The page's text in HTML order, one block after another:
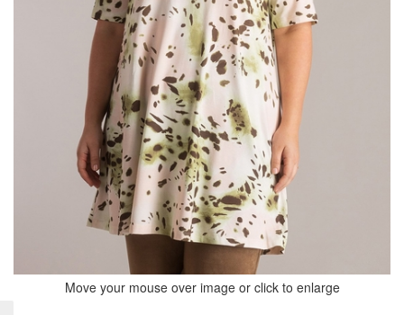
Move your mouse over image or click to enlarge